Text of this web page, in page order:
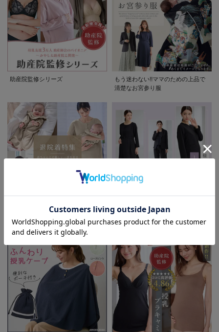
助産院監修シリーズ
もう迷わない!!ママのための上品で
清楚なお宮参り服
退院着特集 赤ちゃんとの新しい一
歩を彩るママの服装ガイド
妊婦さんの為の喪服マナー 急な訃
報にも慌てない。実用Q&Aガイド
お気に入り商品を確認する